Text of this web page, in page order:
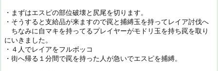
・まずはエスピの部位破壊と尻尾を切ります。
・そうすると支給品が来ますので罠と捕縛玉を持ってレイア討伐へ
ちなみに自マキを持ってるプレイヤーがモドリ玉を持ち罠を取り
にいきました。
・４人でレイアをフルボッコ
・街へ帰る１分間で罠を持った人が急いでエスピを捕縛。